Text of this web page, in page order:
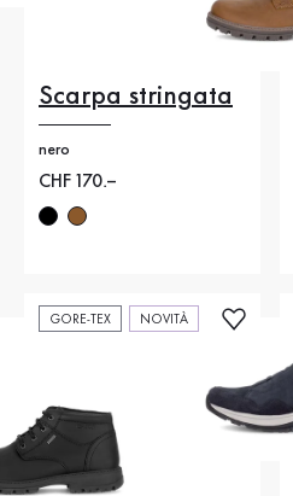
Scarpa stringata
nero
Nuovo prezzo
CHF 170.–
GORE-TEX NOVITÀ